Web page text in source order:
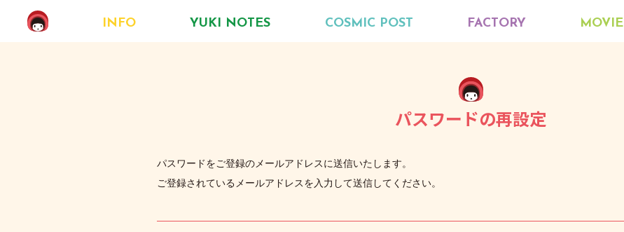
INFO YUKI NOTES COSMIC POST FACTORY MOVIE
パスワードの再設定
パスワードをご登録のメールアドレスに送信いたします。
ご登録されているメールアドレスを入力して送信してください。